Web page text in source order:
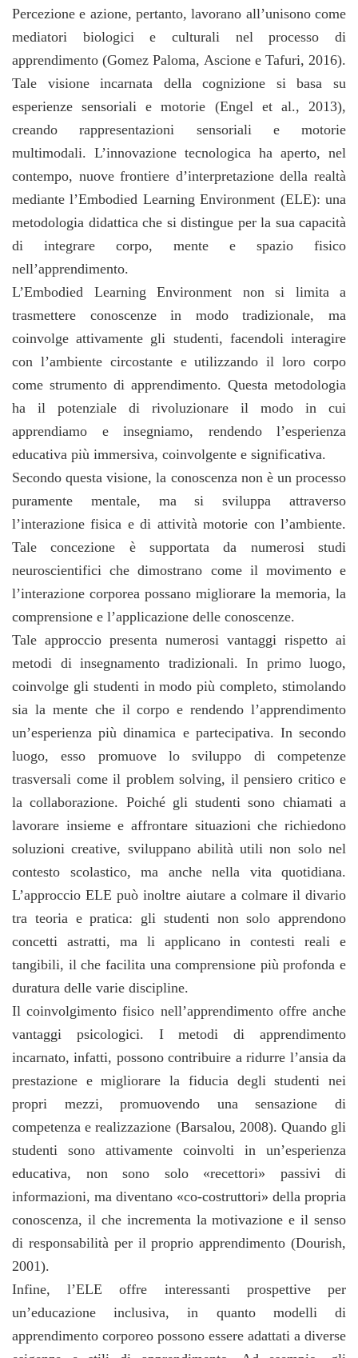
Percezione e azione, pertanto, lavorano all’unisono come
mediatori biologici e culturali nel processo di
apprendimento (Gomez Paloma, Ascione e Tafuri, 2016).
Tale visione incarnata della cognizione si basa su
esperienze sensoriali e motorie (Engel et al., 2013),
creando rappresentazioni sensoriali e motorie
multimodali. L’innovazione tecnologica ha aperto, nel
contempo, nuove frontiere d’interpretazione della realtà
mediante l’Embodied Learning Environment (ELE): una
metodologia didattica che si distingue per la sua capacità
di integrare corpo, mente e spazio fisico
nell’apprendimento.
L’Embodied Learning Environment non si limita a
trasmettere conoscenze in modo tradizionale, ma
coinvolge attivamente gli studenti, facendoli interagire
con l’ambiente circostante e utilizzando il loro corpo
come strumento di apprendimento. Questa metodologia
ha il potenziale di rivoluzionare il modo in cui
apprendiamo e insegniamo, rendendo l’esperienza
educativa più immersiva, coinvolgente e significativa.
Secondo questa visione, la conoscenza non è un processo
puramente mentale, ma si sviluppa attraverso
l’interazione fisica e di attività motorie con l’ambiente.
Tale concezione è supportata da numerosi studi
neuroscientifici che dimostrano come il movimento e
l’interazione corporea possano migliorare la memoria, la
comprensione e l’applicazione delle conoscenze.
Tale approccio presenta numerosi vantaggi rispetto ai
metodi di insegnamento tradizionali. In primo luogo,
coinvolge gli studenti in modo più completo, stimolando
sia la mente che il corpo e rendendo l’apprendimento
un’esperienza più dinamica e partecipativa. In secondo
luogo, esso promuove lo sviluppo di competenze
trasversali come il problem solving, il pensiero critico e
la collaborazione. Poiché gli studenti sono chiamati a
lavorare insieme e affrontare situazioni che richiedono
soluzioni creative, sviluppano abilità utili non solo nel
contesto scolastico, ma anche nella vita quotidiana.
L’approccio ELE può inoltre aiutare a colmare il divario
tra teoria e pratica: gli studenti non solo apprendono
concetti astratti, ma li applicano in contesti reali e
tangibili, il che facilita una comprensione più profonda e
duratura delle varie discipline.
Il coinvolgimento fisico nell’apprendimento offre anche
vantaggi psicologici. I metodi di apprendimento
incarnato, infatti, possono contribuire a ridurre l’ansia da
prestazione e migliorare la fiducia degli studenti nei
propri mezzi, promuovendo una sensazione di
competenza e realizzazione (Barsalou, 2008). Quando gli
studenti sono attivamente coinvolti in un’esperienza
educativa, non sono solo «recettori» passivi di
informazioni, ma diventano «co-costruttori» della propria
conoscenza, il che incrementa la motivazione e il senso
di responsabilità per il proprio apprendimento (Dourish,
2001).
Infine, l’ELE offre interessanti prospettive per
un’educazione inclusiva, in quanto modelli di
apprendimento corporeo possono essere adattati a diverse